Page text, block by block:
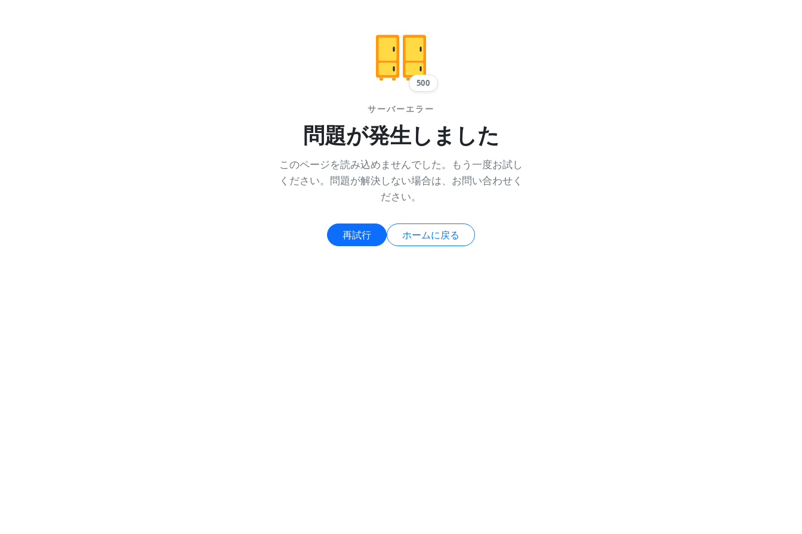
500
サーバーエラー
問題が発生しました
このページを読み込めませんでした。もう一度お試し
ください。問題が解決しない場合は、お問い合わせく
ださい。
再試行 ホームに戻る